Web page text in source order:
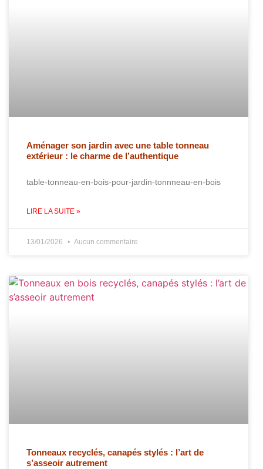
Aménager son jardin avec une table tonneau
extérieur : le charme de l’authentique
table-tonneau-en-bois-pour-jardin-tonnneau-en-bois
LIRE LA SUITE »
13/01/2026 Aucun commentaire
Tonneaux recyclés, canapés stylés : l’art de
s’asseoir autrement